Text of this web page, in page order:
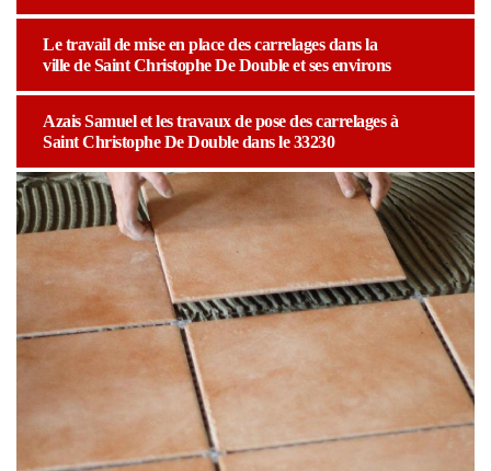
Le travail de mise en place des carrelages dans la
ville de Saint Christophe De Double et ses environs
Azais Samuel et les travaux de pose des carrelages à
Saint Christophe De Double dans le 33230